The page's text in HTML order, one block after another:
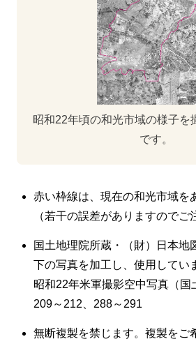
昭和22年頃の和光市域の様子を
です。
赤い枠線は、現在の和光市域を
（若干の誤差がありますのでご
国土地理院所蔵・（財）日本地
下の写真を加工し、使用してい
昭和22年米軍撮影空中写真（
209～212、288～291
無断複製を禁じます。複製をご